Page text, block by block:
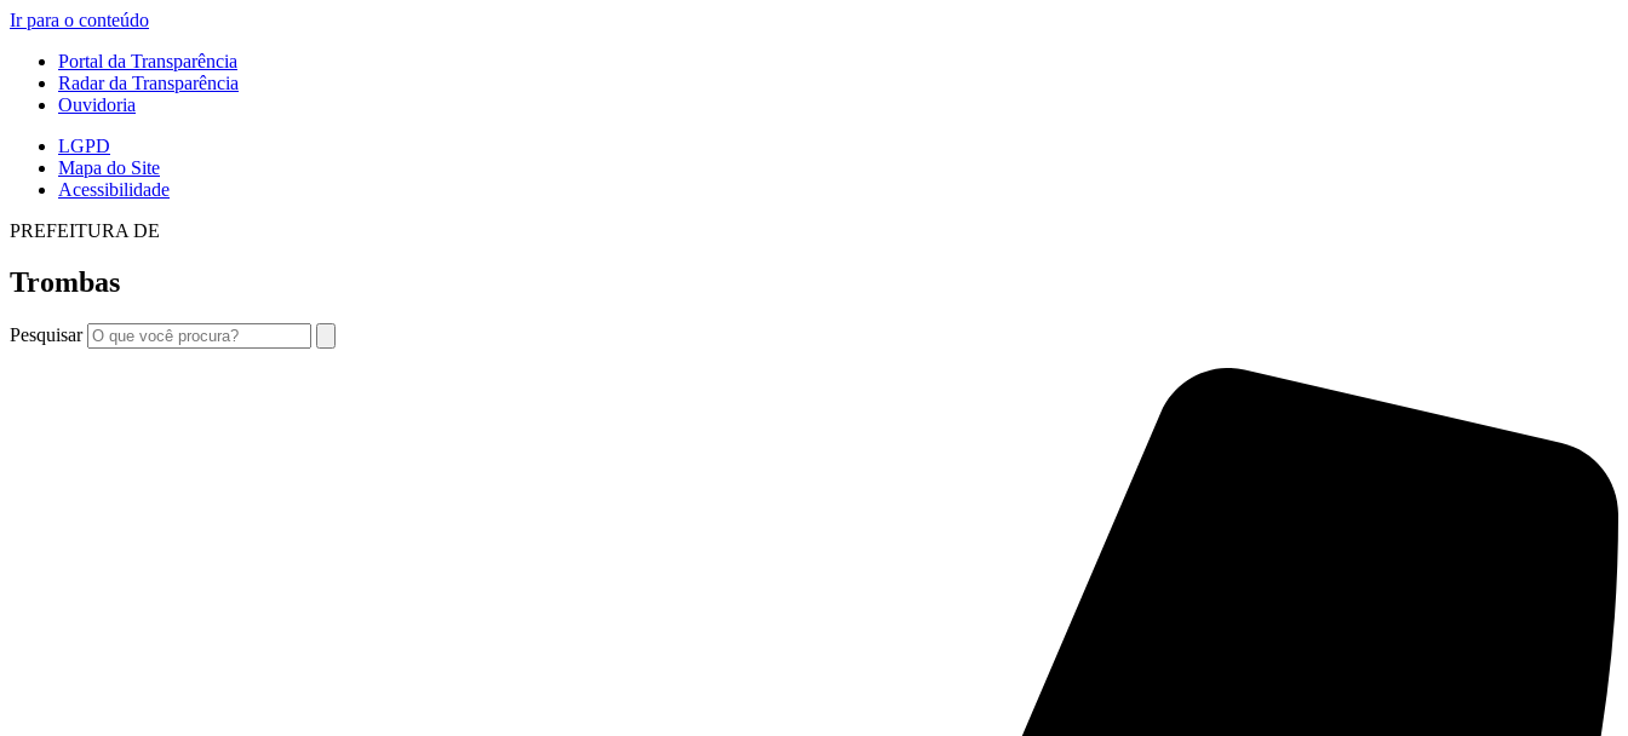
Ir para o conteúdo
Portal da Transparência
Radar da Transparência
Ouvidoria
LGPD
Mapa do Site
Acessibilidade
PREFEITURA DE
Trombas
Pesquisar